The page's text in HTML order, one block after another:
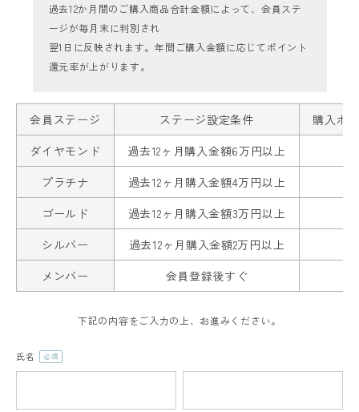
レディースボトムス
ファッション雑貨
会員ステージ特典プログラムについて
ご利用ガイド
過去12か月間のご購入商品合計金額によって、会員ステ
ージが毎月末に判別され
翌1日に反映されます。年間ご購入金額に応じてポイント
還元率が上がります。
会員ステージ ステージ設定条件
購入ポ
ダイヤモンド
過去12ヶ月購入金額6万円以上
プラチナ
過去12ヶ月購入金額4万円以上
ゴールド
過去12ヶ月購入金額3万円以上
シルバー
過去12ヶ月購入金額2万円以上
メンバー
会員登録後すぐ
下記の内容をご入力の上、お進みください。
氏名
(必